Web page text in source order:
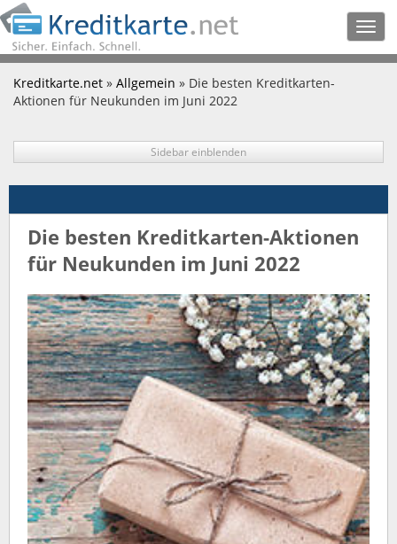
Kreditkarte.net » Allgemein » Die besten Kreditkarten-
Aktionen für Neukunden im Juni 2022
Sidebar einblenden
Die besten Kreditkarten-Aktionen
für Neukunden im Juni 2022